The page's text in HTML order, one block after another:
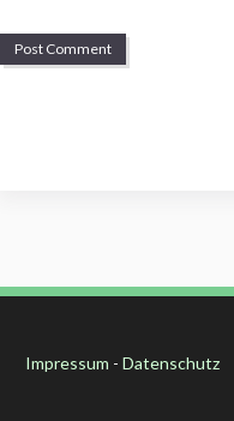
Impressum - Datenschutz